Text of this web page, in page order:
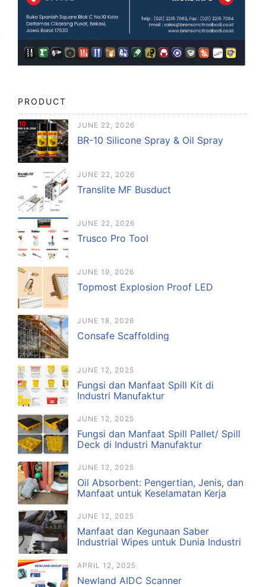
PRODUCT
JUNE 22, 2026
BR-10 Silicone Spray & Oil Spray
JUNE 22, 2026
Translite MF Busduct
JUNE 22, 2026
Trusco Pro Tool
JUNE 19, 2026
Topmost Explosion Proof LED
JUNE 18, 2026
Consafe Scaffolding
JUNE 12, 2025
Fungsi dan Manfaat Spill Kit di
Industri Manufaktur
JUNE 12, 2025
Fungsi dan Manfaat Spill Pallet/ Spill
Deck di Industri Manufaktur
JUNE 12, 2025
Oil Absorbent: Pengertian, Jenis, dan
Manfaat untuk Keselamatan Kerja
JUNE 12, 2025
Manfaat dan Kegunaan Saber
Industrial Wipes untuk Dunia Industri
APRIL 12, 2025
Newland AIDC Scanner